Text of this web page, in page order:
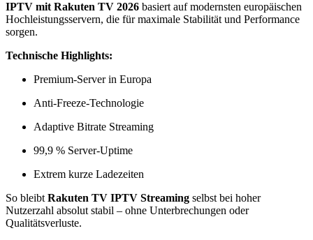
IPTV mit Rakuten TV 2026 basiert auf modernsten europäischen
Hochleistungsservern, die für maximale Stabilität und Performance
sorgen.
Technische Highlights:
Premium-Server in Europa
Anti-Freeze-Technologie
Adaptive Bitrate Streaming
99,9 % Server-Uptime
Extrem kurze Ladezeiten
So bleibt Rakuten TV IPTV Streaming selbst bei hoher
Nutzerzahl absolut stabil – ohne Unterbrechungen oder
Qualitätsverluste.